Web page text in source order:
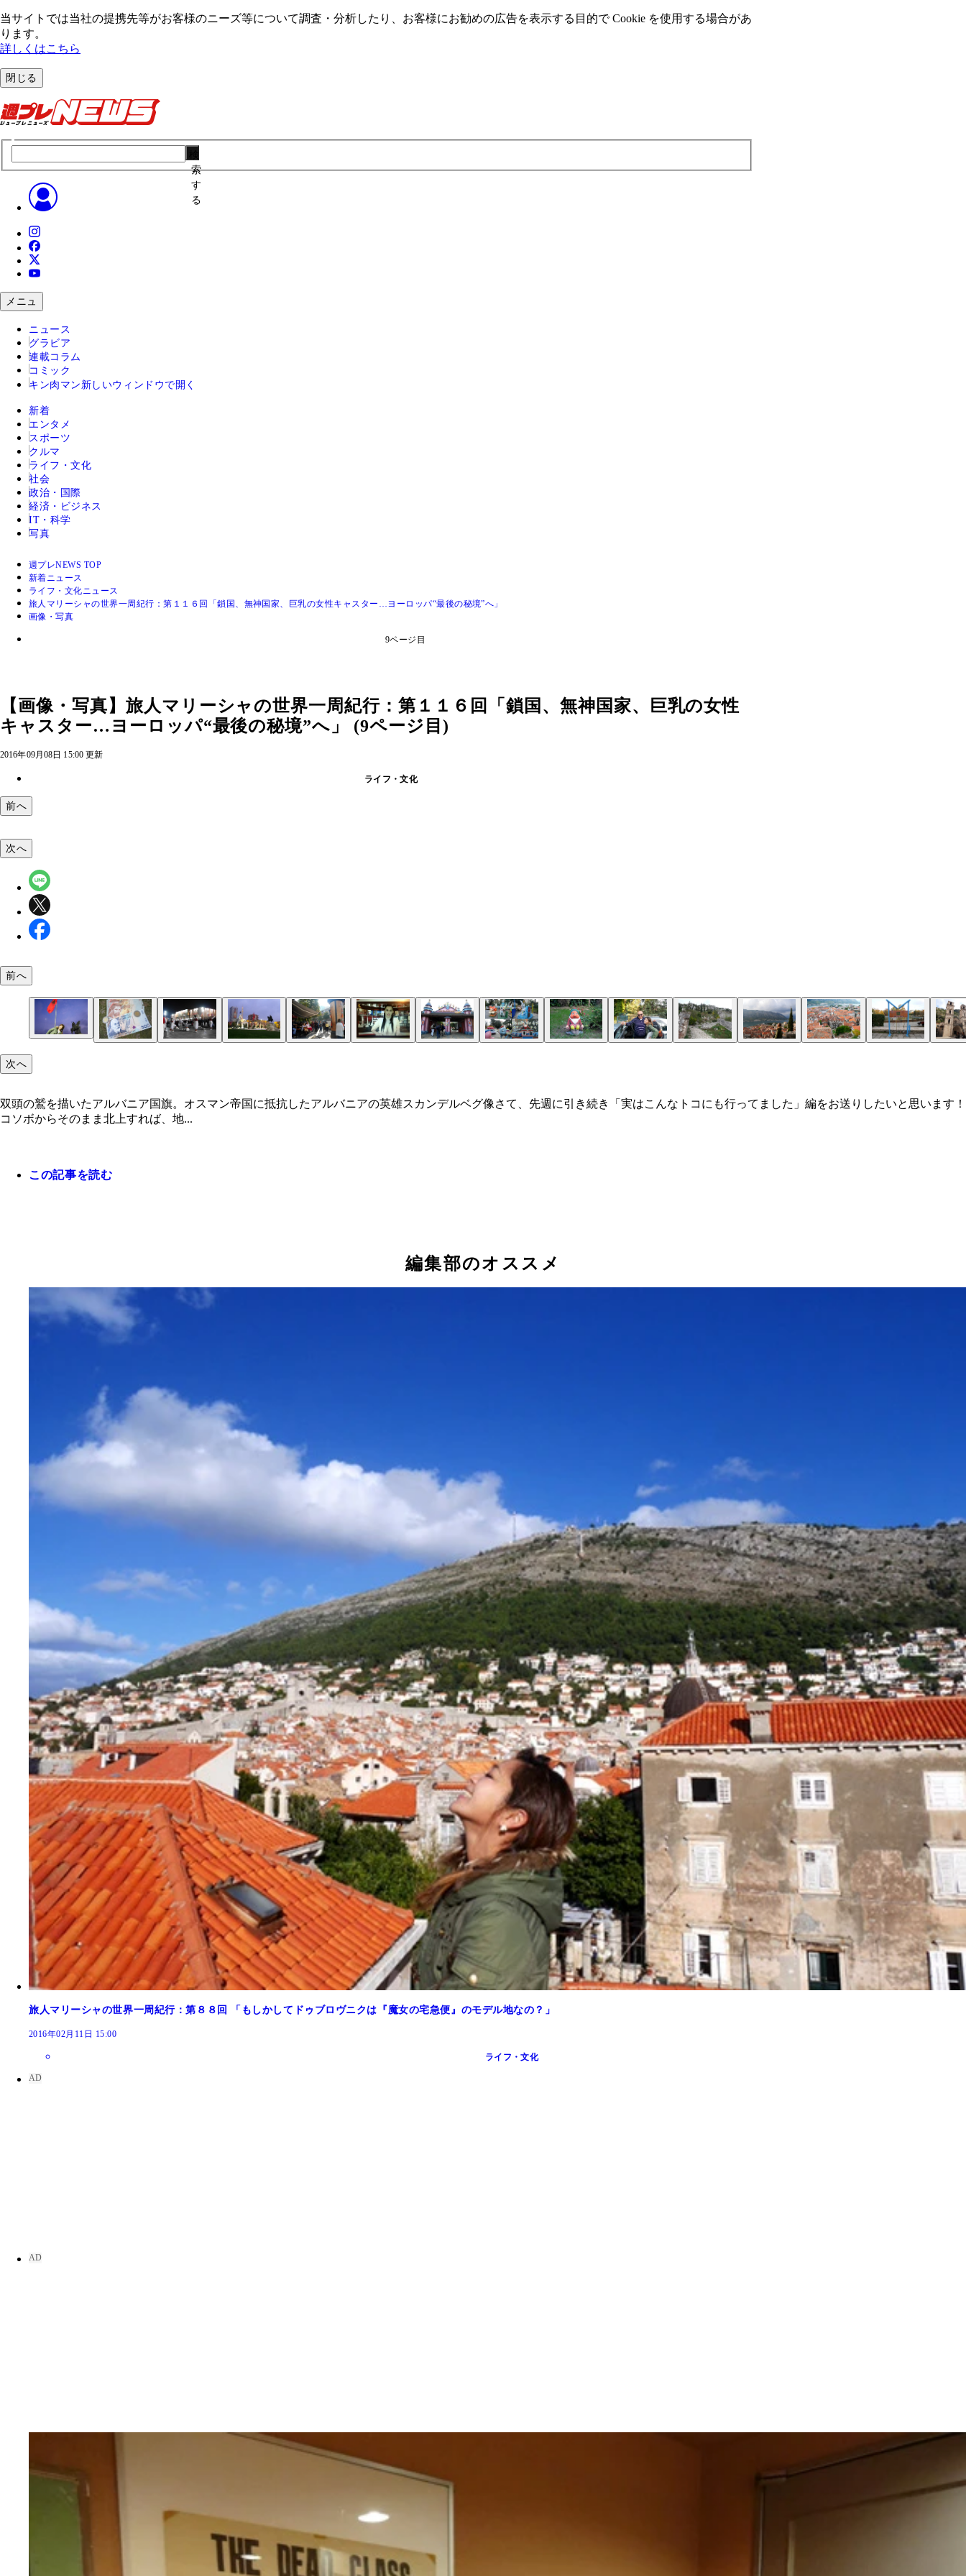
当サイトでは当社の提携先等がお客様のニーズ等について調査・分析したり、お客様にお勧めの広告を表⽰する⽬的で Cookie を使⽤する場合があ
ります。
詳しくはこちら
閉じる
索
す
る
メニュ
ニュース
グラビア
連載コラム
コミック
キン肉マン 新しいウィンドウで開く
新着
エンタメ
スポーツ
クルマ
ライフ・文化
社会
政治・国際
経済・ビジネス
IT・科学
写真
週プレNEWS TOP
新着ニュース
ライフ・文化ニュース
旅人マリーシャの世界一周紀行：第１１６回「鎖国、無神国家、巨乳の女性キャスター…ヨーロッパ“最後の秘境”へ」
画像・写真
9ページ目
【画像・写真】旅人マリーシャの世界一周紀行：第１１６回「鎖国、無神国家、巨乳の女性
キャスター…ヨーロッパ“最後の秘境”へ」 (9ページ目)
2016年09月08日 15:00 更新
ライフ・文化
前へ
双頭の鷲を描いたアルバニア国旗。オスマン帝国に抵抗したアルバニアの英雄スカンデルベグ像
タクシーのおじちゃん。バスとタクシーを乗り継いでお隣の国モンテネグロに移動
１９７９年ユネスコの世界遺産に登録されたコトルの自然と文化歴史地域
次へ
前へ
次へ
双頭の鷲を描いたアルバニア国旗。オスマン帝国に抵抗したアルバニアの英雄スカンデルベグ像さて、先週に引き続き「実はこんなトコにも行ってました」編をお送りしたいと思います！
コソボからそのまま北上すれば、地...
この記事を読む
編集部のオススメ
旅人マリーシャの世界一周紀行：第８８回 「もしかしてドゥブロヴニクは『魔女の宅急便』のモデル地なの？」
2016年02月11日 15:00
ライフ・文化